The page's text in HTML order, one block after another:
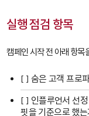
실행 점검 항목
캠페인 시작 전 아래 항목
[ ] 숨은 고객 프로
[ ] 인플루언서 선
핏을 기준으로 했